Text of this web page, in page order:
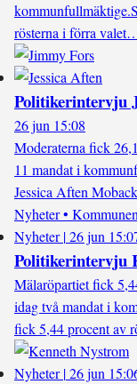
kommunfullmäktige.
rösterna i förra
Politikerintervju
26 jun 15:08
Moderaterna fick
11 mandat i
Jessica Aften
Nyheter • Kommunen
Nyheter|26 jun
Politikerintervju
Mälaröpartiet fick
idag två mandat i
fick 5,44 procent av
Nyheter|26 jun